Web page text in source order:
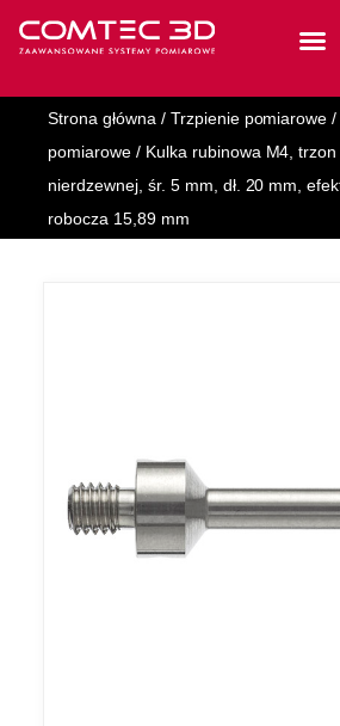
Strona główna/ Trzpienie pomiarowe /
pomiarowe / Kulka rubinowa M4,
nierdzewnej, śr. 5 mm, dł. 20 mm,
robocza 15,89 mm